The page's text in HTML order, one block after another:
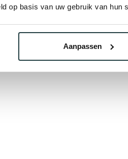
op basis van uw gebruik van hun
Aanpassen